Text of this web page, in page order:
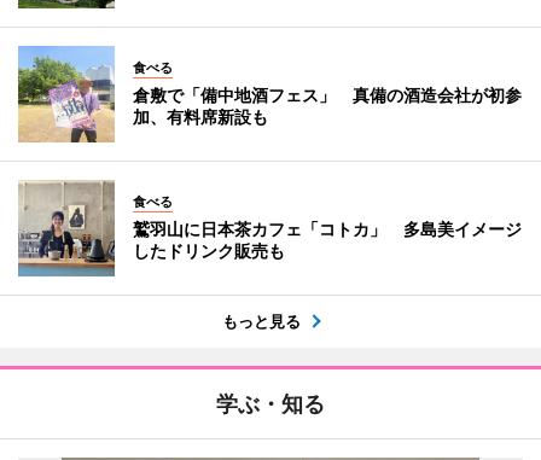
食べる
倉敷で「備中地酒フェス」 真備の酒造会社が初参
加、有料席新設も
食べる
鷲羽山に日本茶カフェ「コトカ」 多島美イメージ
したドリンク販売も
もっと見る
学ぶ・知る